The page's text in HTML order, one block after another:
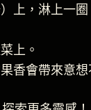
上，淋上一
上。
香會帶來意想